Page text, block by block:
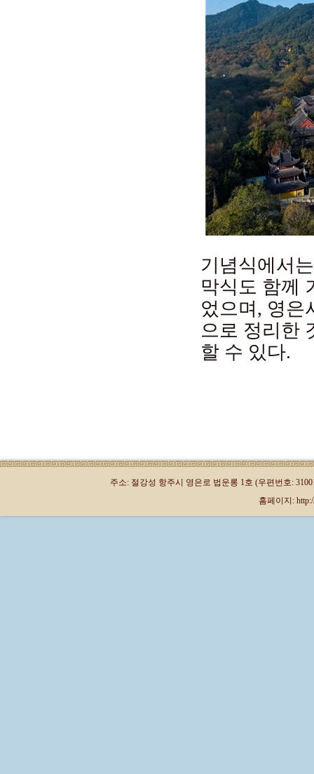
기념식에서
막식도 함께
었으며, 영은
으로 정리한
할 수 있다.
주소: 절강성 항주시 영은로 법운롱 1호 (우편번호:
홈페이지: